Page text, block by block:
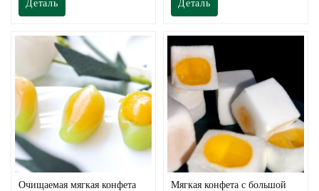
водорослей, в качестве
научной экстракции и
смешивания раствор прост в
эксплуатации и устойчив к
кислотам.Его можно
использовать для
производства различных
мягких конфет и кексов.
Деталь
каррагинан, основное сырье -
раствор прост в эксплуатации
и имеет сильную
общность.Его можно
использовать для
производства различных
мягких конфет из джема и
фруктового сока.
Деталь
Очищаемая мягкая конфета
Мягкая конфета с большой